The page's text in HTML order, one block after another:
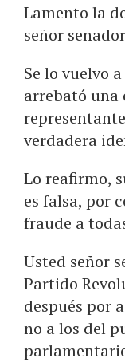
Lamento la
señor
Se lo vuelvo
arrebató
verdadera
Lo reafirmo,
es falsa, por
fraude a
Usted señor
Partido
después por
no a los del